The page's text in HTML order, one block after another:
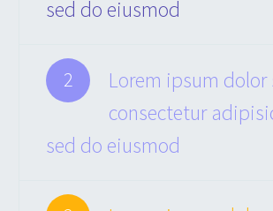
sed do eiusmod
2
Lorem ipsum
consectetur
sed do eiusmod